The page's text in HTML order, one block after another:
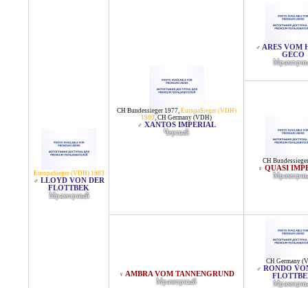
EuropaSieger (VDH) 1983
♂ LLOYD VON DER
FLOTTBEK
Мраморный
CH Bundessieger 1977, EuropaSieger (VDH)
1980, CH Germany (VDH)
♂ XANTOS IMPERIAL
Черный
♂ ARES VOM
GECO
CH
♀ QUASI
♀ AMBRA VOM TANNENGRUND
Мраморный
CH Germany
♂ RONDO